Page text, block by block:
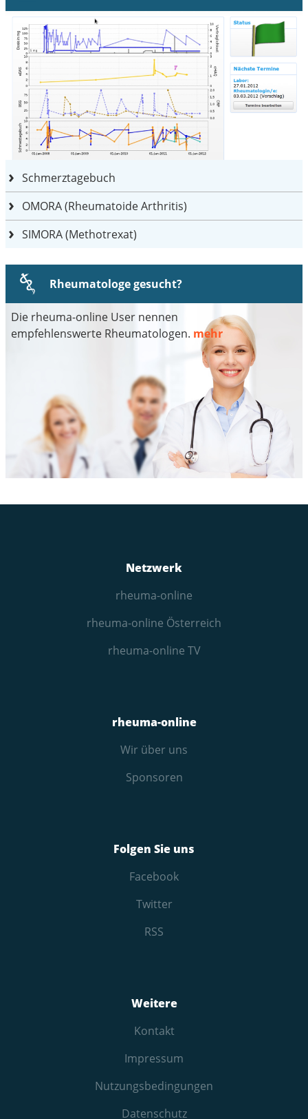
Schmerztagebuch
OMORA (Rheumatoide Arthritis)
SIMORA (Methotrexat)
Rheumatologe gesucht?
Die rheuma-online User nennen
empfehlenswerte Rheumatologen. mehr
Netzwerk
rheuma-online
rheuma-online Österreich
rheuma-online TV
rheuma-online
Wir über uns
Sponsoren
Folgen Sie uns
Facebook
Twitter
RSS
Weitere
Kontakt
Impressum
Nutzungs­bedingungen
Datenschutz